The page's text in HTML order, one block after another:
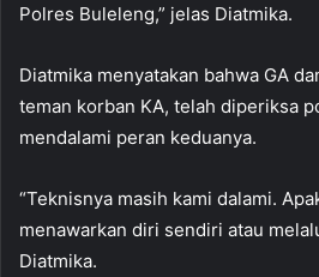
Polres Buleleng,” jelas Diatmika.
Diatmika menyatakan bahwa GA
teman korban KA, telah diperiksa
mendalami peran keduanya.
“Teknisnya masih kami dalami.
menawarkan diri sendiri atau
Diatmika.